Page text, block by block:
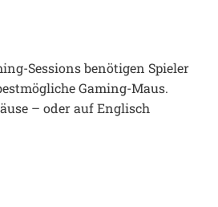
Sessions benötigen Spieler
Gaming-Maus.
– oder auf Englisch